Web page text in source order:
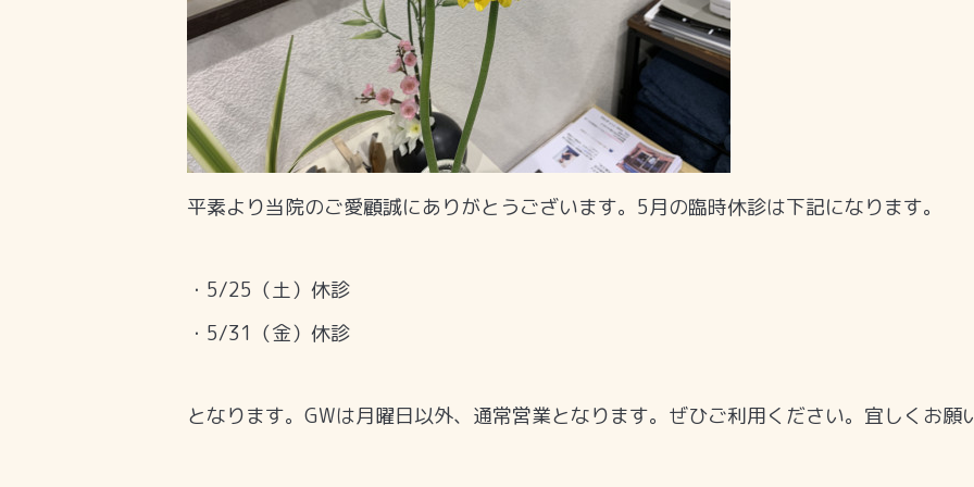
平素より当院のご愛顧誠にありがとうございます。5月の臨時休診は下記になります。
・5/25（土）休診
・5/31（金）休診
となります。GWは月曜日以外、通常営業となります。ぜひご利用ください。宜しくお願